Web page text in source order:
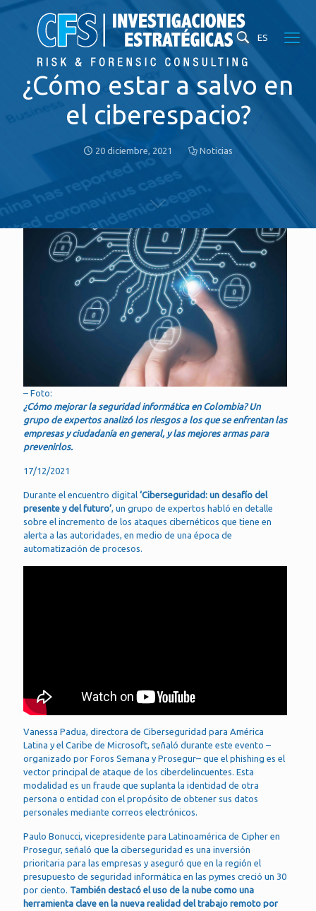
ES
¿Cómo estar a salvo en
el ciberespacio?
20 diciembre, 2021 Noticias
– Foto:
¿Cómo mejorar la seguridad informática en Colombia? Un
grupo de expertos analizó los riesgos a los que se enfrentan las
empresas y ciudadanía en general, y las mejores armas para
prevenirlos.
17/12/2021
Durante el encuentro digital ‘Ciberseguridad: un desafío del
presente y del futuro’ , un grupo de expertos habló en detalle
sobre el incremento de los ataques cibernéticos que tiene en
alerta a las autoridades, en medio de una época de
automatización de procesos.
Vanessa Padua, directora de Ciberseguridad para América
Latina y el Caribe de Microsoft, señaló durante este evento –
organizado por Foros Semana y Prosegur– que el phishing es el
vector principal de ataque de los ciberdelincuentes. Esta
modalidad es un fraude que suplanta la identidad de otra
persona o entidad con el propósito de obtener sus datos
personales mediante correos electrónicos.
Paulo Bonucci, vicepresidente para Latinoamérica de Cipher en
Prosegur, señaló que la ciberseguridad es una inversión
prioritaria para las empresas y aseguró que en la región el
presupuesto de seguridad informática en las pymes creció un 30
por ciento. También destacó el uso de la nube como una
herramienta clave en la nueva realidad del trabajo remoto por